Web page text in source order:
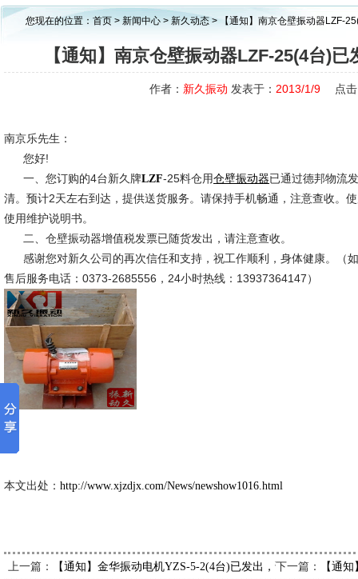
您现在的位置： 首页 > 新闻中心 > 新久动态 > 【通知】南京仓壁振动器LZF-
【通知】南京仓壁振动器LZF-25(4台)
作者： 新久振动 发表于： 2013/1/9 点击
南京乐先生：
您好!
一、您订购的4台新久牌LZF-25料仓用仓壁振动器已通过德邦物流
清。预计2天左右到达，提供送货服务。请保持手机畅通，注意查收。
使用维护说明书。
二、仓壁振动器增值税发票已随货发出，请注意查收。
感谢您对新久公司的再次信任和支持，祝工作顺利，身体健康。（
售后服务电话：0373-2685556，24小时热线：13937364147）
新久市场
本文出处： http://www.xjzdjx.com/News/newshow1016.html
上一篇： 【通知】金华振动电机YZS-5-2(4台)已发出，请卞经理查收
下一篇： 【通